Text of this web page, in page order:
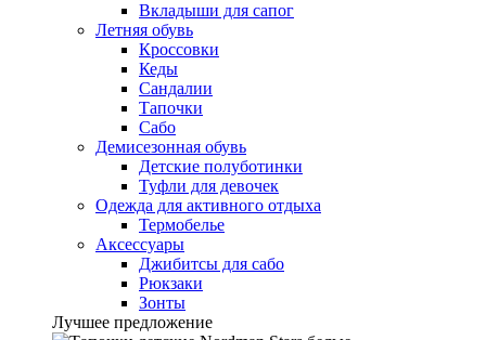
Вкладыши для сапог
Летняя обувь
Кроссовки
Кеды
Сандалии
Тапочки
Сабо
Демисезонная обувь
Детские полуботинки
Туфли для девочек
Одежда для активного отдыха
Термобелье
Аксессуары
Джибитсы для сабо
Рюкзаки
Зонты
Лучшее предложение